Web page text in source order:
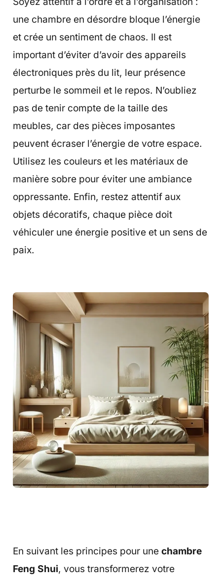
une chambre en désordre bloque l’énergie
et crée un sentiment de chaos. Il est
important d’éviter d’avoir des appareils
électroniques près du lit, leur présence
perturbe le sommeil et le repos. N’oubliez
pas de tenir compte de la taille des
meubles, car des pièces imposantes
peuvent écraser l’énergie de votre espace.
Utilisez les couleurs et les matériaux de
manière sobre pour éviter une ambiance
oppressante. Enfin, restez attentif aux
objets décoratifs, chaque pièce doit
véhiculer une énergie positive et un sens de
paix.
En suivant les principes pour une chambre
Feng Shui, vous transformerez votre